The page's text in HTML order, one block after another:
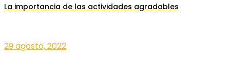
La importancia de las actividades agradables
29 agosto, 2022